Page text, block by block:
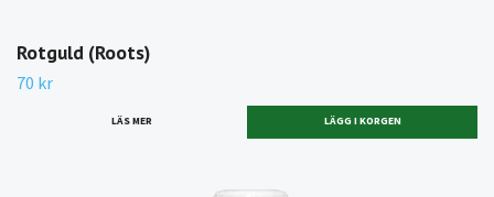
Rotguld (Roots)
70 kr
LÄS MER LÄGG I KORGEN